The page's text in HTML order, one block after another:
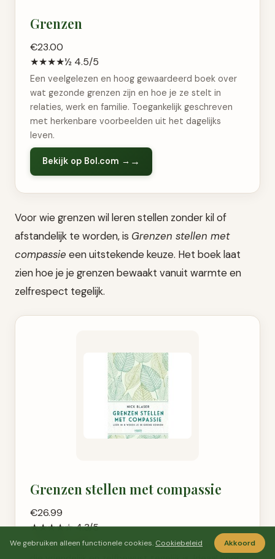
Grenzen
€23.00
★★★★½ 4.5/5
Een veelgelezen en hoog gewaardeerd boek over
wat gezonde grenzen zijn en hoe je ze stelt in
relaties, werk en familie. Toegankelijk geschreven
met herkenbare voorbeelden uit het dagelijks
leven.
Bekijk op Bol.com →
Voor wie grenzen wil leren stellen zonder kil of
afstandelijk te worden, is Grenzen stellen met
compassie een uitstekende keuze. Het boek laat
zien hoe je je grenzen bewaakt vanuit warmte en
zelfrespect tegelijk.
Grenzen stellen met compassie
€26.99
★★★★☆ 4.3/5
Dit boek helpt je grenzen aangeven op een manier
We gebruiken alleen functionele cookies. Cookiebeleid Akkoord